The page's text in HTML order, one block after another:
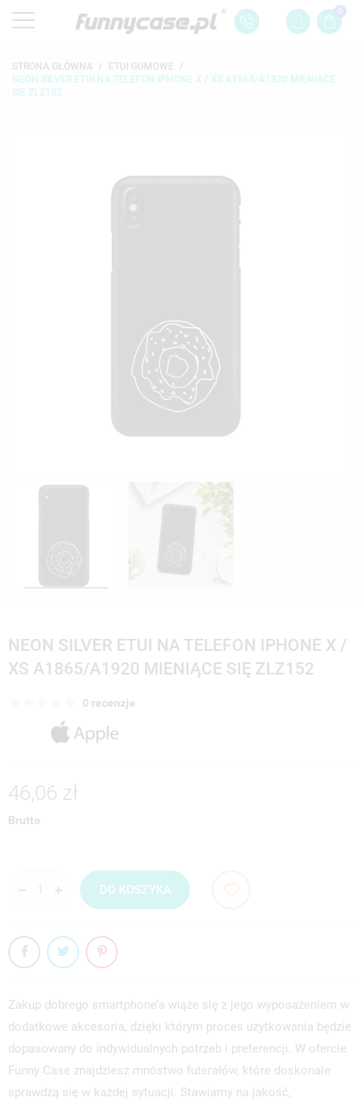
0
STRONA GŁÓWNA
ETUI GUMOWE
NEON SILVER ETUI NA TELEFON IPHONE X / XS A1865/A1920 MIENIĄCE
SIĘ ZLZ152
NEON SILVER ETUI NA TELEFON IPHONE X /
XS A1865/A1920 MIENIĄCE SIĘ ZLZ152
0 recenzje
46,06 zł
Brutto
DO KOSZYKA
Zakup dobrego smartphone’a wiąże się z jego wyposażeniem w
dodatkowe akcesoria, dzięki którym proces użytkowania będzie
dopasowany do indywidualnych potrzeb i preferencji. W ofercie
Funny Case znajdziesz mnóstwo futerałów, które doskonale
sprawdzą się w każdej sytuacji. Stawiamy na jakość,